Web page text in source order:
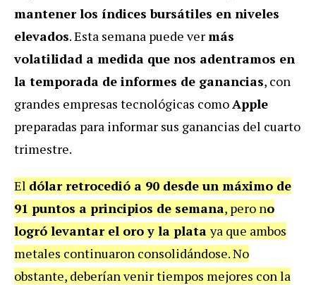
mantener los índices bursátiles en niveles
elevados. Esta semana puede vermás
volatilidad a medida que nos adentramos en
la temporada de informes de ganancias, con
grandes empresas tecnológicas comoApple
preparadas para informar sus ganancias del cuarto
trimestre.
El dólar retrocedió a 90 desde un máximo de
91 puntos a principios de semana, pero no
logró levantar el oro y la plataya que ambos
metales continuaron consolidándose. No
obstante, deberían venir tiempos mejores con la